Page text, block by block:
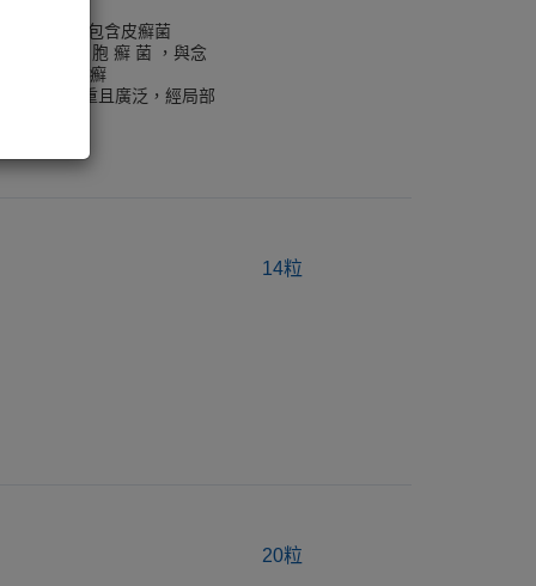
用，其中包含皮癬菌
，小 芽 胞 癬 菌 ，與念
適應症: -甲癬
。 -嚴重且廣泛，經局部
14粒
20粒